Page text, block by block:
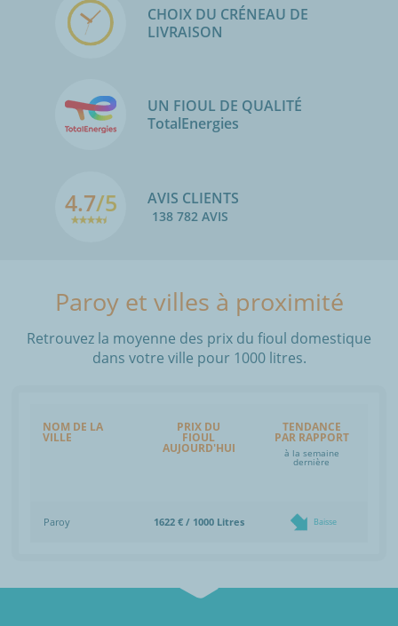
CHOIX DU CRÉNEAU DE
LIVRAISON
UN FIOUL DE QUALITÉ
TotalEnergies
4.7/5 AVIS CLIENTS
138 782 AVIS
Paroy et villes à proximité
Retrouvez la moyenne des prix du fioul domestique
dans votre ville pour 1000 litres.
NOM DE LA
VILLE
PRIX DU
FIOUL
AUJOURD'HUI
TENDANCE
PAR RAPPORT
à la semaine
dernière
Paroy 1622 € / 1000 Litres Baisse